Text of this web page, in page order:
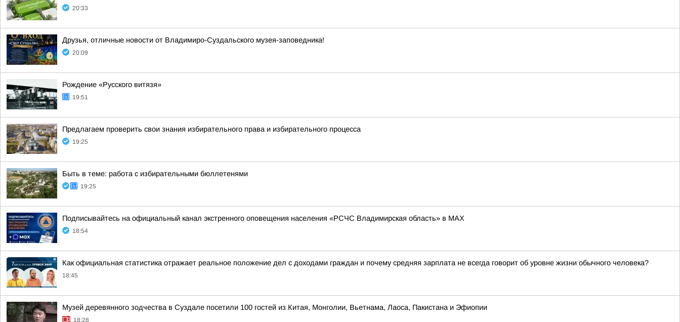
20:33
Друзья, отличные новости от Владимиро-Суздальского музея-заповедника!
20:09
Рождение «Русского витязя»
19:51
Предлагаем проверить свои знания избирательного права и избирательного процесса
19:25
Быть в теме: работа с избирательными бюллетенями
19:25
Подписывайтесь на официальный канал экстренного оповещения населения «РСЧС Владимирская область» в МАХ
18:54
Как официальная статистика отражает реальное положение дел с доходами граждан и почему средняя зарплата не всегда говорит об уровне жизни обычного человека?
18:45
Музей деревянного зодчества в Суздале посетили 100 гостей из Китая, Монголии, Вьетнама, Лаоса, Пакистана и Эфиопии
18:28